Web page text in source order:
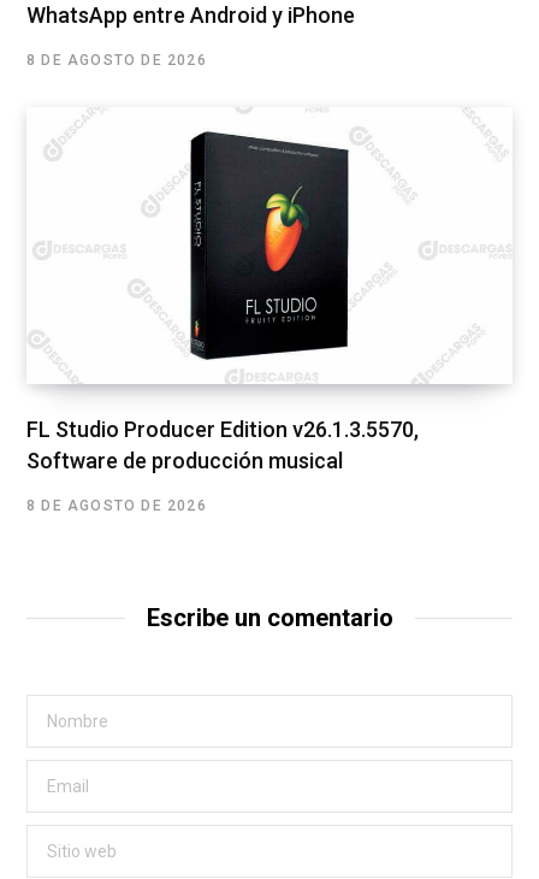
WhatsApp entre Android y iPhone
8 DE AGOSTO DE 2026
FL Studio Producer Edition v26.1.3.5570,
Software de producción musical
8 DE AGOSTO DE 2026
Escribe un comentario